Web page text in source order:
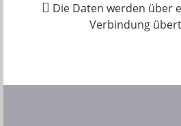
Die Daten werden über
Verbindung